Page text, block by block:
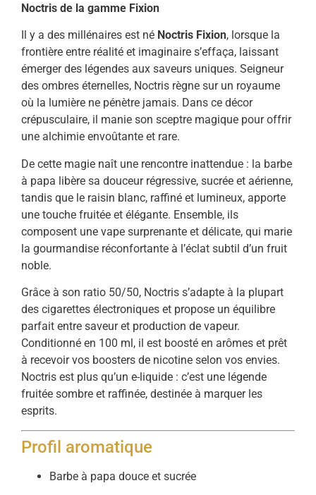
Noctris de la gamme Fixion
Il y a des millénaires est né Noctris Fixion, lorsque la
frontière entre réalité et imaginaire s’effaça, laissant
émerger des légendes aux saveurs uniques. Seigneur
des ombres éternelles, Noctris règne sur un royaume
où la lumière ne pénètre jamais. Dans ce décor
crépusculaire, il manie son sceptre magique pour offrir
une alchimie envoûtante et rare.
De cette magie naît une rencontre inattendue : la barbe
à papa libère sa douceur régressive, sucrée et aérienne,
tandis que le raisin blanc, raffiné et lumineux, apporte
une touche fruitée et élégante. Ensemble, ils
composent une vape surprenante et délicate, qui marie
la gourmandise réconfortante à l’éclat subtil d’un fruit
noble.
Grâce à son ratio 50/50, Noctris s’adapte à la plupart
des cigarettes électroniques et propose un équilibre
parfait entre saveur et production de vapeur.
Conditionné en 100 ml, il est boosté en arômes et prêt
à recevoir vos boosters de nicotine selon vos envies.
Noctris est plus qu’un e-liquide : c’est une légende
fruitée sombre et raffinée, destinée à marquer les
esprits.
Profil aromatique
Barbe à papa douce et sucrée